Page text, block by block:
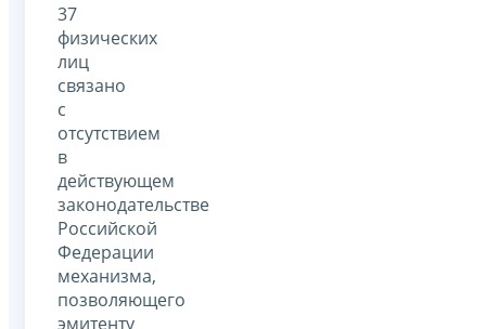
37
физических
лиц
связано
с
отсутствием
в
действующем
законодательстве
Российской
Федерации
механизма,
позволяющего
эмитенту